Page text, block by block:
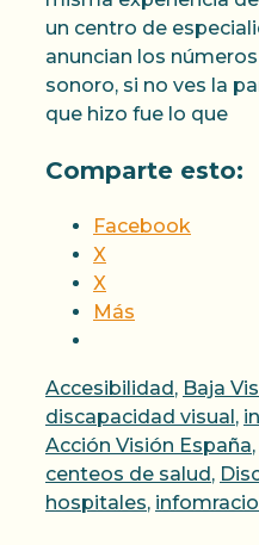
un centro de
anuncian los
sonoro, si no ves la
que hizo fue lo que
Comparte esto:
Facebook
X
X
Más
Categorías
Accesibilidad , Baja
discapacidad visual ,
Acción Visión España,
centeos de salud ,
hospitales,